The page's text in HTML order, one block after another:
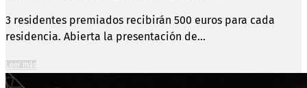
3 residentes premiados recibirán 500 euros para cada
residencia. Abierta la presentación de...
Leer más